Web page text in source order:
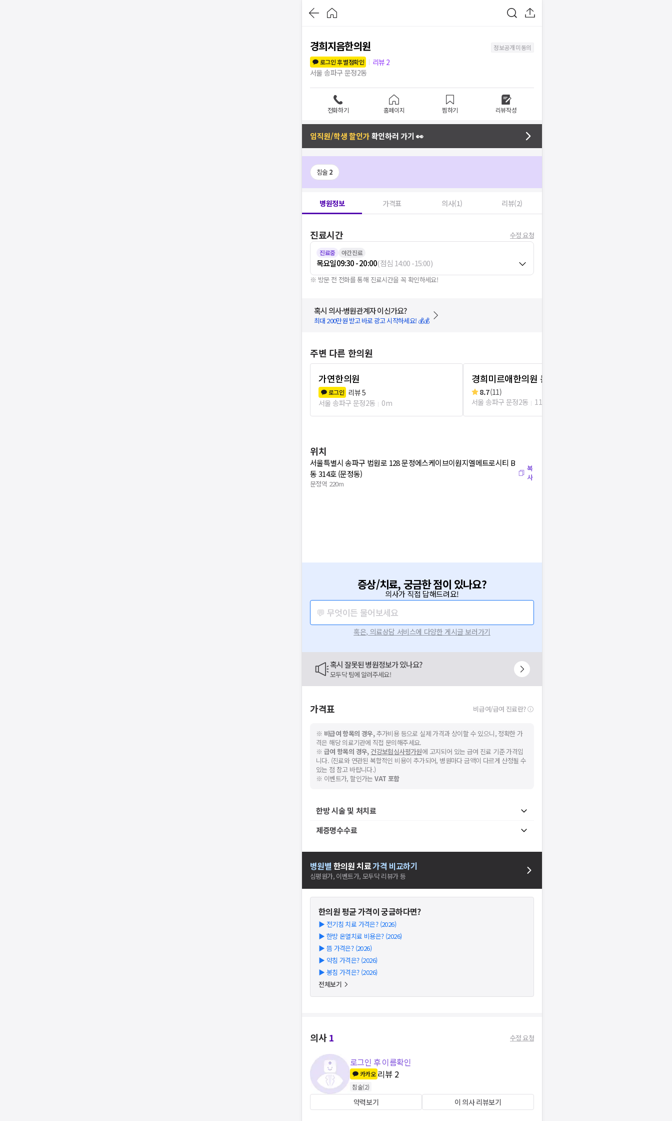
경희지음한의원
정보공개 미동의
로그인 후 별점확인
리뷰 2
서울 송파구 문정2동
전화하기 홈페이지 찜하기 리뷰작성
임직원/학생 할인가확인하러 가기 👀
침술 2
병원정보 가격표 의사(1) 리뷰(2)
진료시간 수정 요청
진료중 야간진료
목요일09:30 - 20:00(점심 14:00-15:00)
※ 방문 전 전화를 통해 진료시간을 꼭 확인하세요!
혹시 의사·병원관계자 이신가요?
최대 200만원 받고 바로 광고 시작하세요! 💰💰
주변 다른 한의원
가연한의원
로그인 리뷰5
서울 송파구 문정2동
0m
경희미르애한의원 문정점
8.7(11)
서울 송파구 문정2동
113m
위치
서울특별시 송파구 법원로 128 문정에스케이브이원지엘메트로시티 B
동 314호 (문정동)
문정역 220m
복
사
증상/치료, 궁금한 점이 있나요?
의사가 직접 답해드려요!
💬 무엇이든 물어보세요
혹은, 의료상담 서비스에 다양한 게시글 보러가기
혹시 잘못된 병원정보가 있나요?
모두닥 팀에 알려주세요!
가격표 비급여/급여 진료란?
※ 비급여 항목의 경우,추가비용 등으로 실제 가격과 상이할 수 있으니, 정확한 가
격은 해당 의료기관에 직접 문의해주세요.
※ 급여 항목의 경우, 건강보험심사평가원에 고지되어 있는 급여 진료 기준 가격입
니다. (진료와 연관된 복합적인 비용이 추가되어, 병원마다 금액이 다르게 산정될 수
있는 점 참고 바랍니다.)
※ 이벤트가, 할인가는VAT 포함
한방 시술 및 처치료
제증명수수료
병원별 한의원치료가격 비교하기
심평원가, 이벤트가, 모두닥 리뷰가 등
한의원평균 가격이 궁금하다면?
▶ 전기침 치료 가격은? (2026)
▶ 한방 온열치료 비용은? (2026)
▶ 뜸 가격은? (2026)
▶ 약침 가격은? (2026)
▶ 봉침 가격은? (2026)
전체보기
의사1 수정 요청
로그인 후 이름확인
카카오 리뷰 2
침술(2)
약력보기 이 의사 리뷰보기